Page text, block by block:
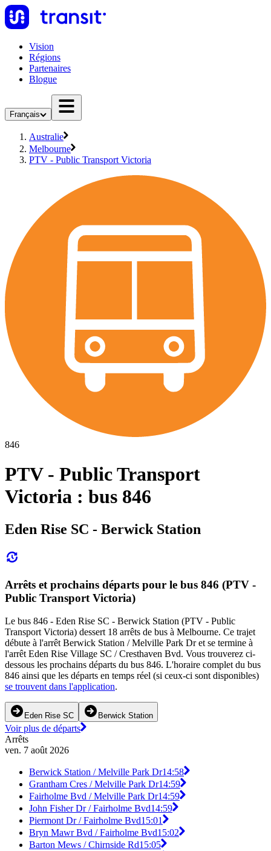
Vision
Régions
Partenaires
Blogue
Français
Australie
Melbourne
PTV - Public Transport Victoria
846
PTV - Public Transport
Victoria : bus 846
Eden Rise SC - Berwick Station
Arrêts et prochains départs pour le bus 846 (PTV -
Public Transport Victoria)
Le bus 846 - Eden Rise SC - Berwick Station (PTV - Public
Transport Victoria) dessert 18 arrêts de bus à Melbourne. Ce trajet
débute à l'arrêt Berwick Station / Melville Park Dr et se termine à
l'arrêt Eden Rise Village SC / Cresthaven Bvd. Vous trouverez ci-
dessous les prochains départs du bus 846. L'horaire complet du bus
846 ainsi que les départs en temps réel (si ceux-ci sont disponibles)
se trouvent dans l'application.
Eden Rise SC Berwick Station
Voir plus de départs
Arrêts
ven. 7 août 2026
Berwick Station / Melville Park Dr14:58
Grantham Cres / Melville Park Dr14:59
Fairholme Bvd / Melville Park Dr14:59
John Fisher Dr / Fairholme Bvd14:59
Piermont Dr / Fairholme Bvd15:01
Bryn Mawr Bvd / Fairholme Bvd15:02
Barton Mews / Chirnside Rd15:05